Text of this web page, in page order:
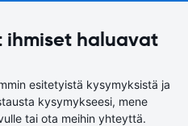
ihmiset haluavat
esitetyistä kysymyksistä ja
kysymykseesi, mene
tai ota meihin yhteyttä.